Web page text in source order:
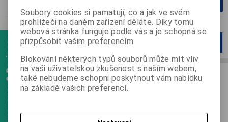
Webmanager & DesignerStrana1z1Celkem1záznamů
ODBĚR NOVINEK
Přihlašte se k odběru novinek a buďte informováni o novinkách,
akcích a soutěžích.
Soubory cookies si pamatují, co a jak ve svém
prohlížeči na daném zařízení děláte. Díky tomu
webová stránka funguje podle vás a je schopná se
přizpůsobit vašim preferencím.
Blokování některých typů souborů může mít vliv
na vaši uživatelskou zkušenost s naším webem,
také nebudeme schopni poskytnout vám nabídku
na základě vašich preferencí.